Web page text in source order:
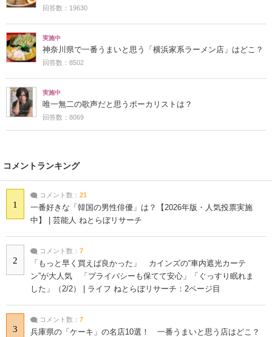
回答数：19630
実施中
神奈川県で一番うまいと思う「横浜家系ラーメン店」はどこ？
回答数：8502
実施中
唯一無二の歌声だと思うボーカリストは？
回答数：8069
コメントランキング
1
コメント数： 21
一番好きな「韓国の男性俳優」は？【2026年版・人気投票実施
中】 | 芸能人 ねとらぼリサーチ
2
コメント数： 7
「もっと早く買えば良かった」 カインズの“車内遮光カーテ
ン”が大人気 「プライバシーも保てて安心」「ぐっすり眠れま
した」（2/2） | ライフ ねとらぼリサーチ：2ページ目
3
コメント数： 7
兵庫県の「ケーキ」の名店10選！ 一番うまいと思う店はどこ？